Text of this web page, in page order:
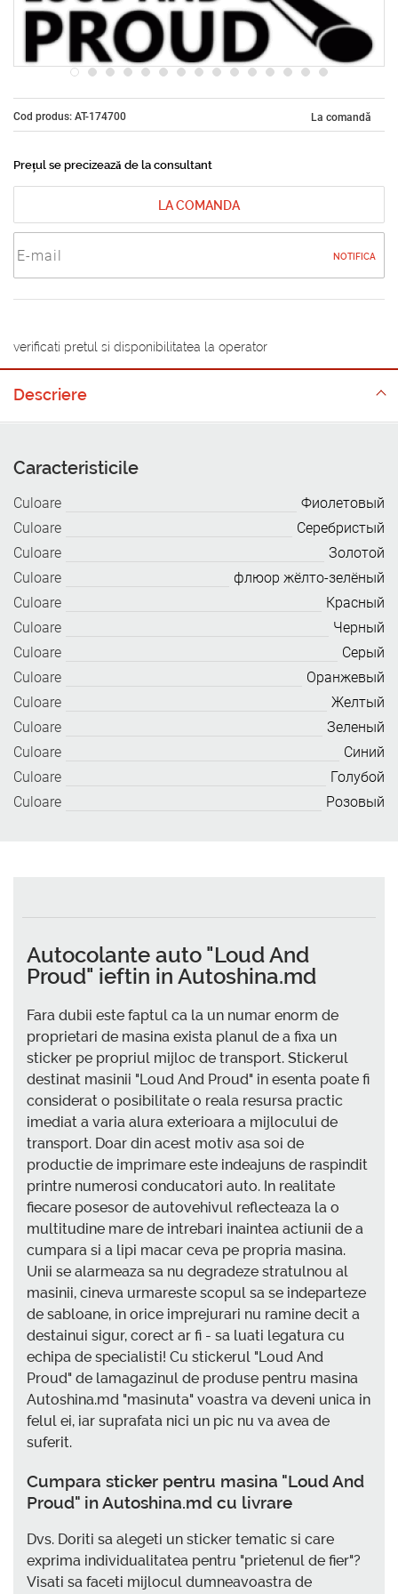
Cod produs: AT-174700 La comandă
Prețul se precizează de la consultant
LA COMANDA
NOTIFICA
verificati pretul si disponibilitatea la operator
Descriere
Caracteristicile
Culoare
Фиолетовый
Culoare
Серебристый
Culoare
Золотой
Culoare
флюор жёлто-зелёный
Culoare
Красный
Culoare
Черный
Culoare
Серый
Culoare
Оранжевый
Culoare
Желтый
Culoare
Зеленый
Culoare
Синий
Culoare
Голубой
Culoare
Розовый
Autocolante auto "Loud And
Proud" ieftin in Autoshina.md
Fara dubii este faptul ca la un numar enorm de
proprietari de masina exista planul de a fixa un
sticker pe propriul mijloc de transport. Stickerul
destinat masinii "Loud And Proud" in esenta poate fi
considerat o posibilitate o reala resursa practic
imediat a varia alura exterioara a mijlocului de
transport. Doar din acest motiv asa soi de
productie de imprimare este indeajuns de raspindit
printre numerosi conducatori auto. In realitate
fiecare posesor de autovehivul reflecteaza la o
multitudine mare de intrebari inaintea actiunii de a
cumpara si a lipi macar ceva pe propria masina.
Unii se alarmeaza sa nu degradeze stratulnou al
masinii, cineva urmareste scopul sa se indeparteze
de sabloane, in orice imprejurari nu ramine decit a
destainui sigur, corect ar fi - sa luati legatura cu
echipa de specialisti! Cu stickerul "Loud And
Proud" de lamagazinul de produse pentru masina
Autoshina.md "masinuta" voastra va deveni unica in
felul ei, iar suprafata nici un pic nu va avea de
suferit.
Cumpara sticker pentru masina "Loud And
Proud" in Autoshina.md cu livrare
Dvs. Doriti sa alegeti un sticker tematic si care
exprima individualitatea pentru "prietenul de fier"?
Visati sa faceti mijlocul dumneavoastra de